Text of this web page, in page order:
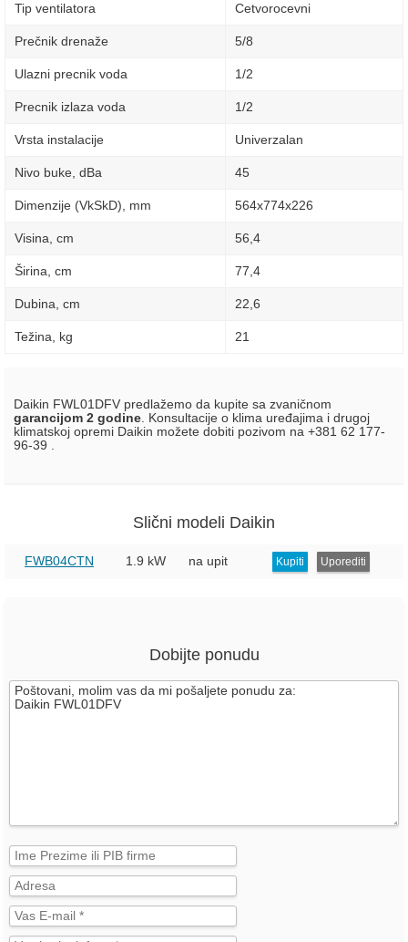
Tip ventilatora Cetvorocevni
Prečnik drenaže 5/8
Ulazni precnik voda 1/2
Precnik izlaza voda 1/2
Vrsta instalacije Univerzalan
Nivo buke, dBa 45
Dimenzije (VkSkD), mm 564x774x226
Visina, сm 56,4
Širina, сm 77,4
Dubina, сm 22,6
Težina, kg 21
Daikin FWL01DFV predlažemo da kupite sa zvaničnom
garancijom 2 godine. Konsultacije o klima uređajima i drugoj
klimatskoj opremi Daikin možete dobiti pozivom na +381 62 177-
96-39 .
Slični modeli Daikin
FWB04CTN 1.9 kW na upit Kupiti Uporediti
Dobijte ponudu